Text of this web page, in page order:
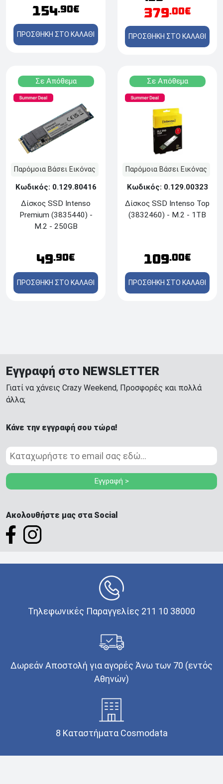
154.90€
ΠΡΟΣΘΗΚΗ ΣΤΟ ΚΑΛΑΘΙ
379.00€
ΠΡΟΣΘΗΚΗ ΣΤΟ ΚΑΛΑΘΙ
Σε Απόθεμα
Παρόμοια Βάσει Εικόνας
Κωδικός: 0.129.80416
Δίσκος SSD Ιntenso
Premium (3835440) -
M.2 - 250GB
49.90€
ΠΡΟΣΘΗΚΗ ΣΤΟ ΚΑΛΑΘΙ
Σε Απόθεμα
Παρόμοια Βάσει Εικόνας
Κωδικός: 0.129.00323
Δίσκος SSD Intenso Top
(3832460) - M.2 - 1TB
109.00€
ΠΡΟΣΘΗΚΗ ΣΤΟ ΚΑΛΑΘΙ
Εγγραφή στο NEWSLETTER
Γιατί να χάνεις Crazy Weekend, Προσφορές και πολλά
άλλα;
Κάνε την εγγραφή σου τώρα!
Εγγραφή >
Ακολουθήστε μας στα Social
Τηλεφωνικές Παραγγελίες 211 10 38000
Δωρεάν Αποστολή για αγορές Άνω των 70 (εντός
Αθηνών)
8 Καταστήματα Cosmodata